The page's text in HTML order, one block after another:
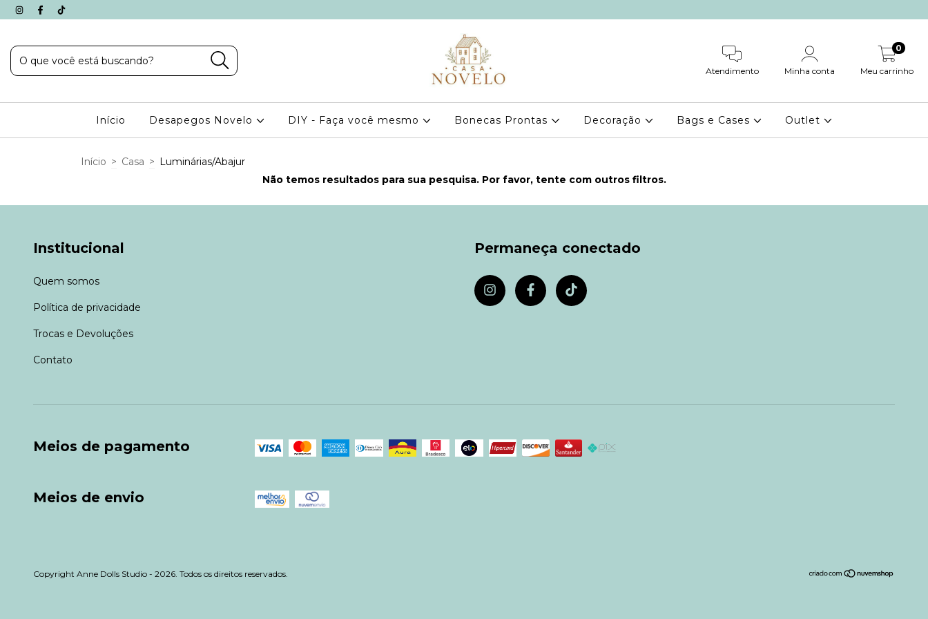
Atendimento Minha conta Meu carrinho
0
Início Desapegos Novelo DIY - Faça você mesmo Bonecas Prontas Decoração Bags e Cases Outlet
Início > Casa > Luminárias/Abajur
Não temos resultados para sua pesquisa. Por favor, tente com outros filtros.
Institucional
Quem somos
Política de privacidade
Trocas e Devoluções
Contato
Permaneça conectado
Meios de pagamento
Meios de envio
Copyright Anne Dolls Studio - 2026. Todos os direitos reservados.